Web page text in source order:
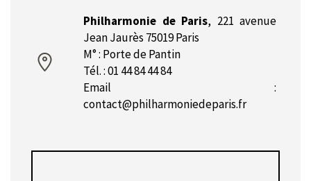
Philharmonie de Paris, 221 avenue
Jean Jaurès 75019 Paris
M° : Porte de Pantin
Tél. : 01 44 84 44 84
Email :
contact@philharmoniedeparis.fr